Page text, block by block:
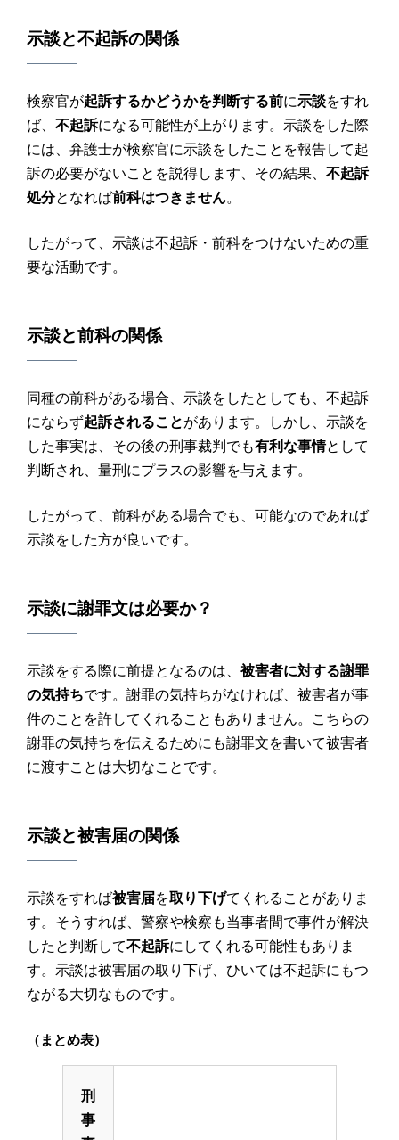
示談と不起訴の関係
検察官が起訴するかどうかを判断する前に示談をすれ
ば、 不起訴になる可能性が上がります。示談をした際
には、弁護士が検察官に示談をしたことを報告して起
訴の必要がないことを説得します、その結果、 不起訴
処分となれば前科はつきません。
したがって、示談は不起訴・前科をつけないための重
要な活動です。
示談と前科の関係
同種の前科がある場合、示談をしたとしても、不起訴
にならず起訴されることがあります。しかし、示談を
した事実は、その後の刑事裁判でも有利な事情として
判断され、量刑にプラスの影響を与えます。
したがって、前科がある場合でも、可能なのであれば
示談をした方が良いです。
示談に謝罪文は必要か？
示談をする際に前提となるのは、 被害者に対する謝罪
の気持ちです。謝罪の気持ちがなければ、被害者が事
件のことを許してくれることもありません。こちらの
謝罪の気持ちを伝えるためにも謝罪文を書いて被害者
に渡すことは大切なことです。
示談と被害届の関係
示談をすれば被害届を取り下げてくれることがありま
す。そうすれば、警察や検察も当事者間で事件が解決
したと判断して不起訴にしてくれる可能性もありま
す。示談は被害届の取り下げ、ひいては不起訴にもつ
ながる大切なものです。
（まとめ表）
刑
事